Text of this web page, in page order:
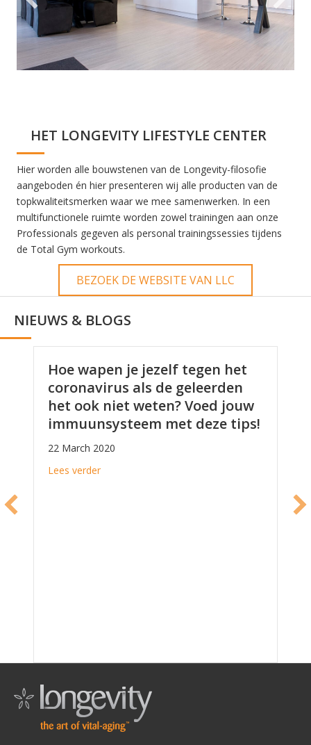
HET LONGEVITY LIFESTYLE CENTER
Hier worden alle bouwstenen van de Longevity-filosofie
aangeboden én hier presenteren wij alle producten van de
topkwaliteitsmerken waar we mee samenwerken. In een
multifunctionele ruimte worden zowel trainingen aan onze
Professionals gegeven als personal trainingssessies tijdens
de Total Gym workouts.
BEZOEK DE WEBSITE VAN LLC
NIEUWS & BLOGS
voedingspatroon?
Hoe wapen je jezelf tegen het
coronavirus als de geleerden
het ook niet weten? Voed jouw
immuunsysteem met deze tips!
22 March 2020
Lees verderabout Hoe wapen je jezelf tegen het